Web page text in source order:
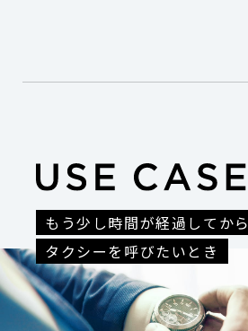
もう少し時間が経過してから
タクシーを呼びたいとき